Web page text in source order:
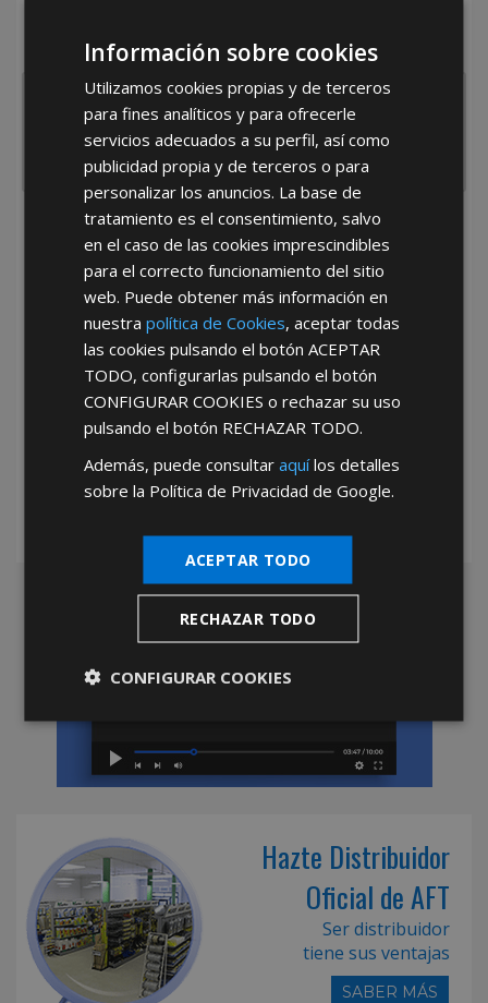
España
Portugal Otros
He leído y acepto laPolítica de Privacidad
Hazte Distribuidor
Oficial de AFT
Ser distribuidor
tiene sus ventajas
SABER MÁS
Información sobre cookies
Utilizamos cookies propias y de terceros
para fines analíticos y para ofrecerle
servicios adecuados a su perfil, así como
publicidad propia y de terceros o para
personalizar los anuncios. La base de
tratamiento es el consentimiento, salvo
en el caso de las cookies imprescindibles
para el correcto funcionamiento del sitio
web. Puede obtener más información en
nuestrapolítica de Cookies, aceptar todas
las cookies pulsando el botónACEPTAR
TODO, configurarlas pulsando el botón
CONFIGURAR COOKIES o rechazar su uso
pulsando el botón RECHAZAR TODO.
Además, puede consultaraquílos detalles
sobre la Política de Privacidad de Google.
ACEPTAR TODO
RECHAZAR TODO
CONFIGURAR COOKIES